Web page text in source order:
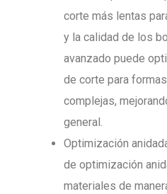
corte más lentas
y la calidad de los
avanzado puede
de corte para
complejas,
general.
Optimización
de optimización
materiales de